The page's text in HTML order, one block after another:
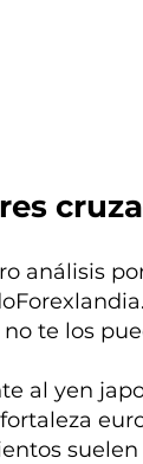
análisis
te los
al yen